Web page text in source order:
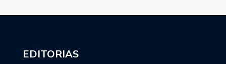
EDITORIAS